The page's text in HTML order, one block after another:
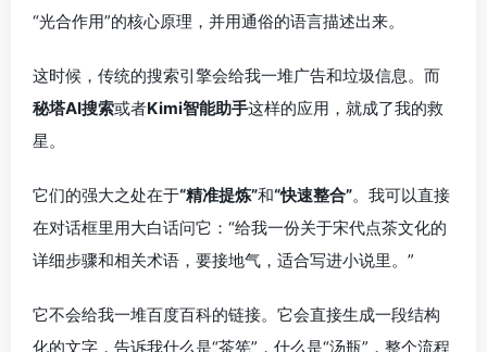
“光合作用”的核心原理，并用通俗的语言描述出来。
这时候，传统的搜索引擎会给我一堆广告和垃圾信息。而
秘塔AI搜索或者Kimi智能助手这样的应用，就成了我的救
星。
它们的强大之处在于“精准提炼”和“快速整合”。我可以直接
在对话框里用大白话问它：“给我一份关于宋代点茶文化的
详细步骤和相关术语，要接地气，适合写进小说里。”
它不会给我一堆百度百科的链接。它会直接生成一段结构
化的文字，告诉我什么是“茶筅”，什么是“汤瓶”，整个流程